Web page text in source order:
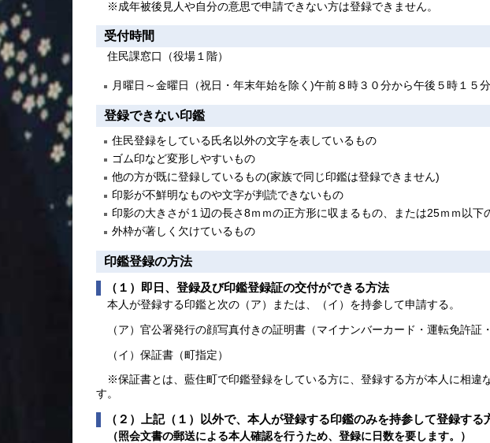
※成年被後見人や自分の意思で申請できない方は登録できません。
受付時間
住民課窓口（役場１階）
月曜日～金曜日（祝日・年末年始を除く)午前８時３０分から午後５時１５
登録できない印鑑
住民登録をしている氏名以外の文字を表しているもの
ゴム印など変形しやすいもの
他の方が既に登録しているもの(家族で同じ印鑑は登録できません)
印影が不鮮明なものや文字が判読できないもの
印影の大きさが１辺の長さ8ｍｍの正方形に収まるもの、または25ｍｍ以下
外枠が著しく欠けているもの
印鑑登録の方法
（１）即日、登録及び印鑑登録証の交付ができる方法
本人が登録する印鑑と次の（ア）または、（イ）を持参して申請する。
（ア）官公署発行の顔写真付きの証明書（マイナンバーカード・運転免許証
（イ） 保証書（町指定）
※保証書とは、藍住町で印鑑登録をしている方に、登録する方が本人に相
す。
（２）上記（１）以外で、本人が登録する印鑑のみを持参して登録する
（照会文書の郵送による本人確認を行うため、登録に日数を要します。）